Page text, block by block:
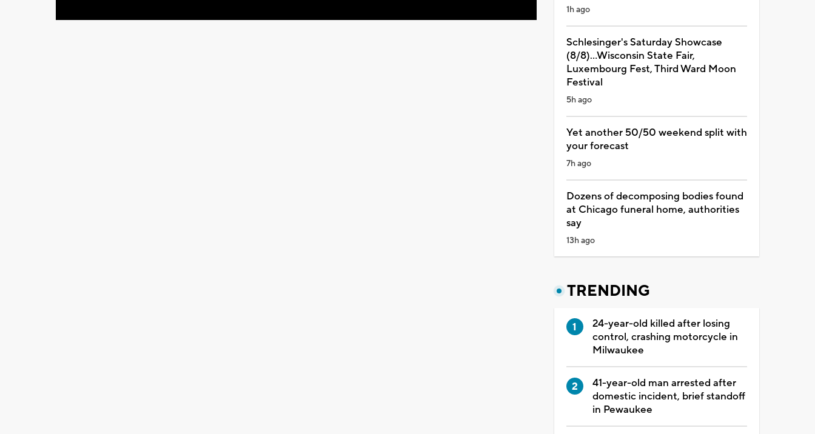
1h ago
Schlesinger's Saturday Showcase
(8/8)...Wisconsin State Fair,
Luxembourg Fest, Third Ward Moon
Festival
5h ago
Yet another 50/50 weekend split with
your forecast
7h ago
Dozens of decomposing bodies found
at Chicago funeral home, authorities
say
13h ago
TRENDING
24-year-old killed after losing
control, crashing motorcycle in
Milwaukee
41-year-old man arrested after
domestic incident, brief standoff
in Pewaukee